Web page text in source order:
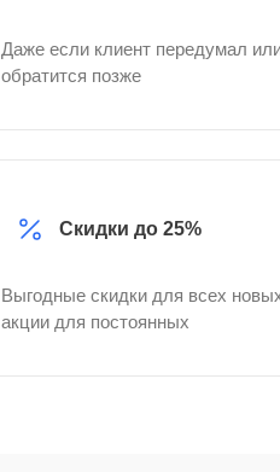
Даже если клиент передумал
обратится позже
Скидки до 25%
Выгодные скидки для всех
акции для постоянных